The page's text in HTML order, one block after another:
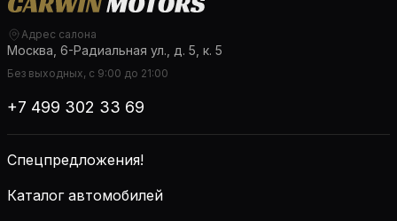
Адрес салона
Москва, 6-Радиальная ул., д. 5, к. 5
Без выходных, с 9:00 до 21:00
+7 499 302 33 69
Спецпредложения!
Каталог автомобилей